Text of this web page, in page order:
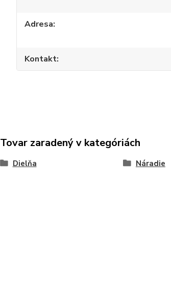
Adresa
Kontakt
Tovar zaradený v kategóriách
Dielňa Náradie